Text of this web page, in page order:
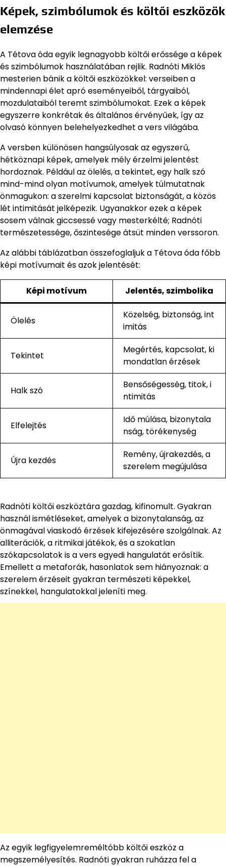
Képek, szimbólumok és költői eszközök
elemzése
A Tétova óda egyik legnagyobb költői erőssége a képek
és szimbólumok használatában rejlik. Radnóti Miklós
mesterien bánik a költői eszközökkel: verseiben a
mindennapi élet apró eseményeiből, tárgyaiból,
mozdulataiból teremt szimbólumokat. Ezek a képek
egyszerre konkrétak és általános érvényűek, így az
olvasó könnyen belehelyezkedhet a vers világába.
A versben különösen hangsúlyosak az egyszerű,
hétköznapi képek, amelyek mély érzelmi jelentést
hordoznak. Például az ölelés, a tekintet, egy halk szó
mind-mind olyan motívumok, amelyek túlmutatnak
önmagukon: a szerelmi kapcsolat biztonságát, a közös
lét intimitását jelképezik. Ugyanakkor ezek a képek
sosem válnak giccsessé vagy mesterkélté; Radnóti
természetessége, őszintesége átsüt minden verssoron.
Az alábbi táblázatban összefoglaljuk a Tétova óda főbb
képi motívumait és azok jelentését:
Képi motívum Jelentés, szimbolika
Ölelés
Közelség, biztonság, int
imitás
Tekintet
Megértés, kapcsolat, ki
mondatlan érzések
Halk szó
Bensőségesség, titok, i
ntimitás
Elfelejtés
Idő múlása, bizonytala
nság, törékenység
Újra kezdés
Remény, újrakezdés, a
szerelem megújulása
Radnóti költői eszköztára gazdag, kifinomult. Gyakran
használ ismétléseket, amelyek a bizonytalanság, az
önmagával viaskodó érzések kifejezésére szolgálnak. Az
alliterációk, a ritmikai játékok, és a szokatlan
szókapcsolatok is a vers egyedi hangulatát erősítik.
Emellett a metaforák, hasonlatok sem hiányoznak: a
szerelem érzéseit gyakran természeti képekkel,
színekkel, hangulatokkal jeleníti meg.
Az egyik legfigyelemreméltóbb költői eszköz a
megszemélyesítés. Radnóti gyakran ruházza fel a